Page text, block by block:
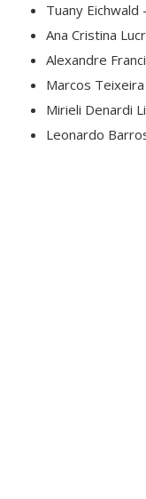
Tuany Eichwald
Ana Cristina
Alexandre
Marcos Teixeira
Mirieli Denardi
Leonardo